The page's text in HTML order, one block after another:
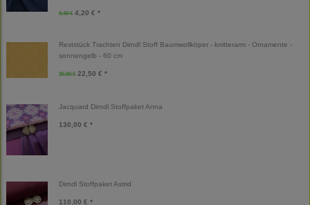
8,40 € 4,20 € *
Reststück Trachten Dirndl Stoff Baumwollköper - knitterarm - Ornamente -
sonnengelb - 60 cm
25,00 € 22,50 € *
Jacquard Dirndl Stoffpaket Anna
130,00 € *
Dirndl Stoffpaket Astrid
110,00 € *